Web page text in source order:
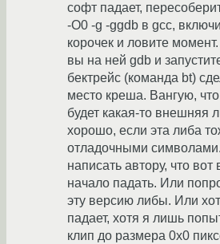
софт падает,
-O0 -g -ggdb в gcc,
корочек и ловите
вы на ней gdb и
бектрейс (команда bt)
место креша. Вангую, что
будет какая-то внешняя
хорошо, если эта либа
отладочными
написать автору, что вот
начало падать. Или
эту версию либы. Или
падает, хотя я лишь
клип до размера 0х0